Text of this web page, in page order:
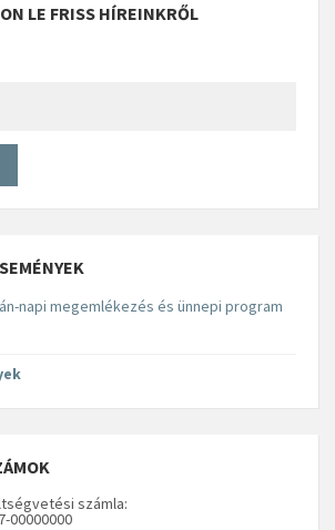
LE FRISS HÍREINKRŐL
napi megemlékezés és ünnepi program
számla:
00000000